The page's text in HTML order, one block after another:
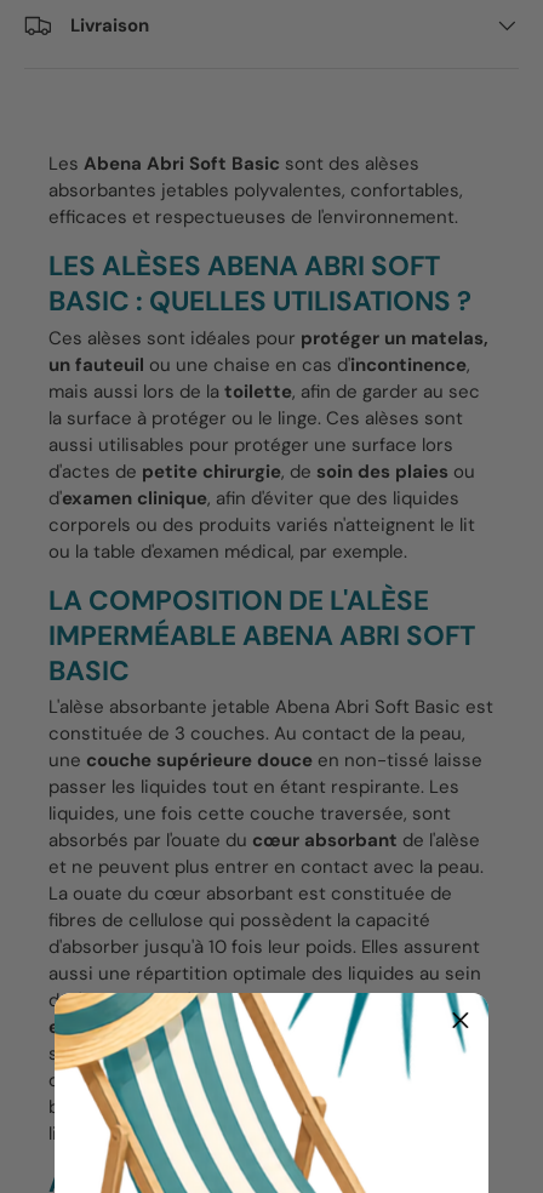
Livraison
Les Abena Abri Soft Basic sont des alèses
absorbantes jetables polyvalentes, confortables,
efficaces et respectueuses de l'environnement.
LES ALÈSES ABENA ABRI SOFT
BASIC : QUELLES UTILISATIONS ?
Ces alèses sont idéales pour protéger un matelas,
un fauteuil ou une chaise en cas d'incontinence,
mais aussi lors de la toilette, afin de garder au sec
la surface à protéger ou le linge. Ces alèses sont
aussi utilisables pour protéger une surface lors
d'actes de petite chirurgie, de soin des plaies ou
d'examen clinique, afin d'éviter que des liquides
corporels ou des produits variés n'atteignent le lit
ou la table d'examen médical, par exemple.
LA COMPOSITION DE L'ALÈSE
IMPERMÉABLE ABENA ABRI SOFT
BASIC
L'alèse absorbante jetable Abena Abri Soft Basic est
constituée de 3 couches. Au contact de la peau,
une couche supérieure douce en non-tissé laisse
passer les liquides tout en étant respirante. Les
liquides, une fois cette couche traversée, sont
absorbés par l'ouate du cœur absorbant de l'alèse
et ne peuvent plus entrer en contact avec la peau.
La ouate du cœur absorbant est constituée de
fibres de cellulose qui possèdent la capacité
d'absorber jusqu'à 10 fois leur poids. Elles assurent
aussi une répartition optimale des liquides au sein
de l'alèse. Enfin, l'alèse comprend unvoile externe
en polyéthylène imperméable
, en contact avec la
surface à protéger (matelas, fauteuil...) et assurant
qu'aucun liquide ne puisse l'atteindre. Enfin, les
bords scellés de l'alèse préviennent toute fuite de
liquide.
ABENA ABRI SOFT BASIC : ALÈSES